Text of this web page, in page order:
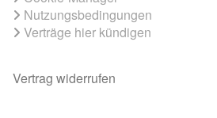
Nutzungsbedingungen
Verträge hier kündigen
Vertrag widerrufen